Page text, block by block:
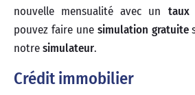
nouvelle mensualité avec un taux
pouvez faire une simulation gratuite
notresimulateur.
Crédit immobilier